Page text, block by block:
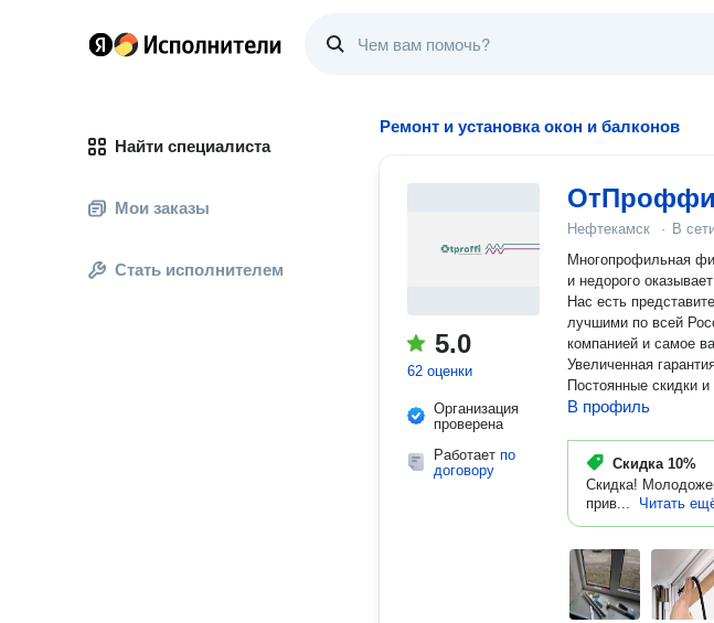
Найти специалиста
Мои заказы
Стать исполнителем
Ремонт и установка окон и балконов
5.0
62 оценки
Организация
проверена
Работает по
договору
ОтПроффи
Нефтекамск · В
Многопрофильная
и недорого
Нас есть представительства во многих регионах и наша цель быть
лучшими по всей России. Мы являемся клиента-
компанией и самое
Увеличенная
Постоянные скидки и
В профиль
Скидка 10%
Скидка!
прив...
Читать